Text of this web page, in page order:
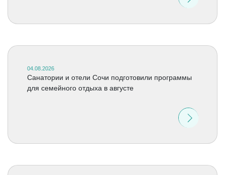
04.08.2026
Санатории и отели Сочи подготовили программы
для семейного отдыха в августе